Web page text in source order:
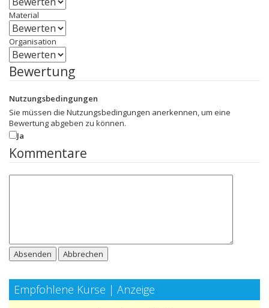
Material
Organisation
Bewertung
Nutzungsbedingungen
Sie müssen die Nutzungsbedingungen anerkennen, um eine
Bewertung abgeben zu können.
Ja
Kommentare
Absenden Abbrechen
Empfohlene Kurse | Anzeige